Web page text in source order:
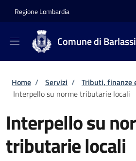
Regione Lombardia
Comune di
Briciole di pane
Home / Servizi / Tributi, finanze
Interpello su norme tributarie locali
Interpello su
tributarie locali